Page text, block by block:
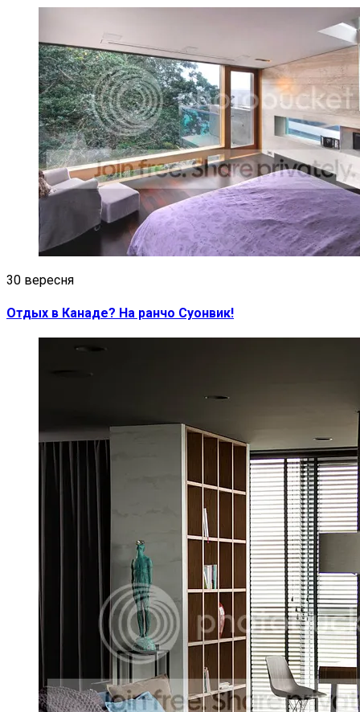
30 вересня
Отдых в Канаде? На ранчо Суонвик!